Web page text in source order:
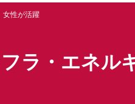
女性が活躍
ラ・エネル